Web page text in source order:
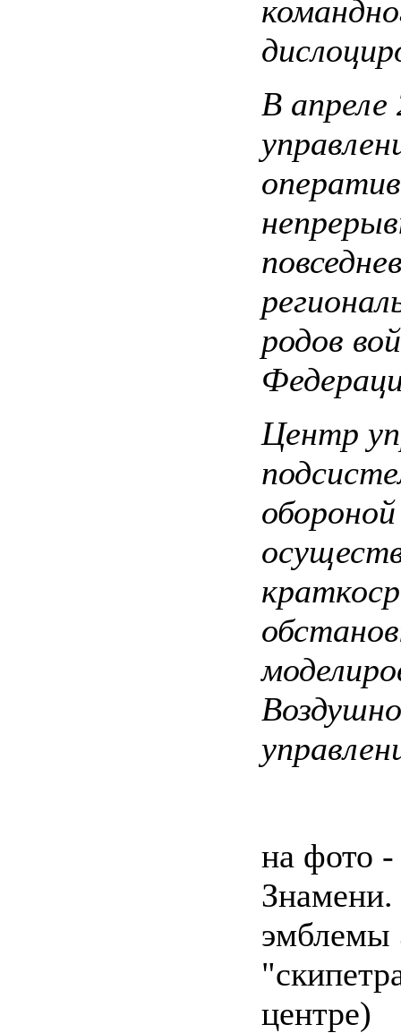
В
родов
Центр
на фото -
Знамени.
эмблемы
центре)